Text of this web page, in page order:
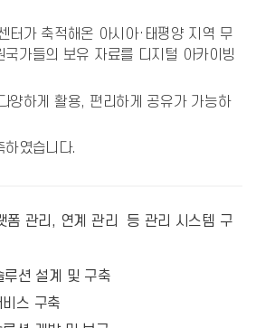
터가 축적해온 아시아·태평양 지역 무
국가들의 보유 자료를 디지털 아카이빙
양하게 활용, 편리하게 공유가 가능하
하였습니다.
폼 관리, 연계 관리 등 관리 시스템 구
루션 설계 및 구축
스 구축